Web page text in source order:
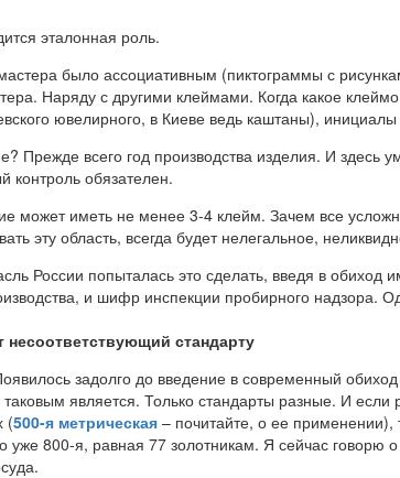
эталонная роль.
было ассоциативным (пиктограммы с
Наряду с другими клеймами. Когда какое
ювелирного, в Киеве ведь каштаны),
Прежде всего год производства изделия. И
контроль обязателен.
может иметь не менее 3-4 клейм. Зачем все
эту область, всегда будет нелегальное,
России попыталась это сделать, введя в
и шифр инспекции пробирного надзора.
несоответствующий стандарту
задолго до введение в современный
является. Только стандарты разные. И
(500-я метрическая – почитайте, о ее применении),
уже 800-я, равная 77 золотникам. Я сейчас